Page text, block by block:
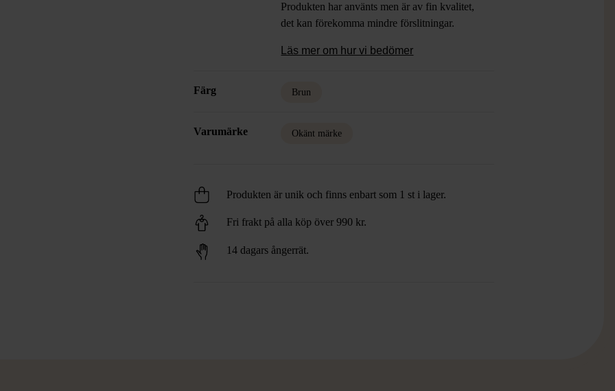
Produkten har använts men är av fin kvalitet,
det kan förekomma mindre förslitningar.
Läs mer om hur vi bedömer
Färg Brun
Varumärke Okänt märke
Produkten är unik och finns enbart som 1 st i lager.
Fri frakt på alla köp över 990 kr.
14 dagars ångerrät.